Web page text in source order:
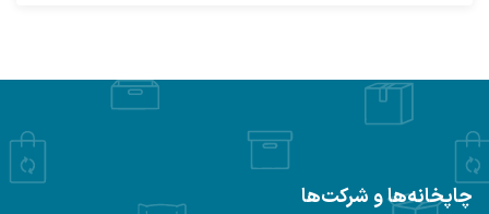
چاپخانه‌ها و شرکت‌ها